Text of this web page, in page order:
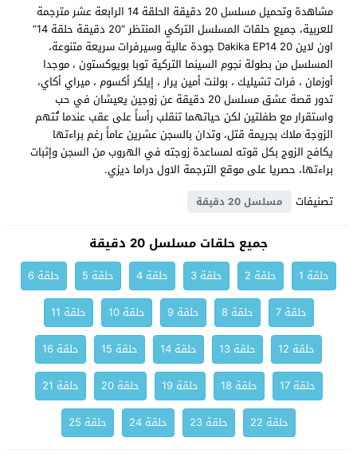
مشاهدة وتحميل مسلسل 20 دقيقة الحلقة 14 الرابعة عشر مترجمة
للعربية، جميع حلقات المسلسل التركي المنتظر “20 دقيقة حلقة 14”
اون لاين 20 Dakika EP14 جودة عالية وسيرفرات سريعة متنوعة،
المسلسل من بطولة نجوم السينما التركية توبا بويوكستون ، موجدا
أوزمان ، فرات تشيليك ، بولنت أمين يرار ، إيلكر أكسوم ، ميراي أكاي،
تدور قصة عشق مسلسل 20 دقيقة عن زوجين يعيشان في حب
واستقرار مع طفلتين لكن حياتهما تنقلب رأساً على عقب عندما تُتهم
الزوجة ملاك بجريمة قتل، وتدان بالسجن عشرين عاماً رغم براءتها
يكافح الزوج بكل قوته لمساعدة زوجته في الهروب من السجن وإثبات
براءتها، حصريا على موقع الترجمة الاول دراما ديزي.
تصنيفات
مسلسل 20 دقيقة
جميع حلقات مسلسل 20 دقيقة
حلقة 1 حلقة 2 حلقة 3 حلقة 4 حلقة 5
حلقة 6
حلقة 7
حلقة 8 حلقة 9 حلقة 10
حلقة 11
حلقة 12
حلقة 13 حلقة 14 حلقة 15
حلقة 16
حلقة 17
حلقة 18 حلقة 19 حلقة 20
حلقة 21
حلقة 22
حلقة 23 حلقة 24 حلقة 25